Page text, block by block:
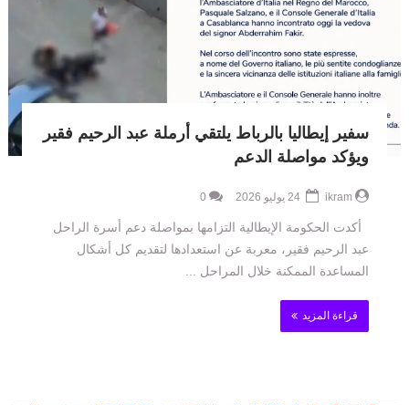
سفير إيطاليا بالرباط يلتقي أرملة عبد الرحيم فقير
ويؤكد مواصلة الدعم
ikram
0
أكدت الحكومة الإيطالية التزامها بمواصلة دعم أسرة الراحل
عبد الرحيم فقير، معربة عن استعدادها لتقديم كل أشكال
المساعدة الممكنة خلال المراحل ...
قراءة المزيد